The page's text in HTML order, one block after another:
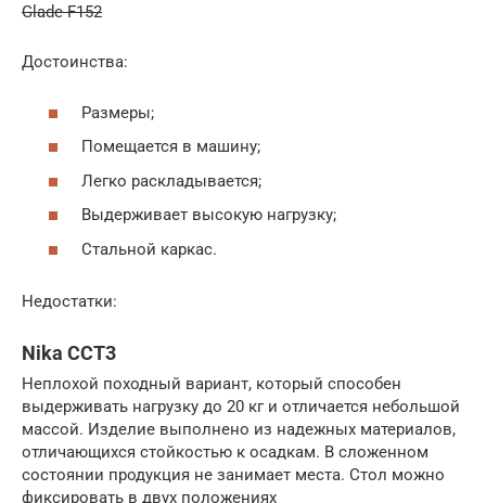
Glade F152
Достоинства:
Размеры;
Помещается в машину;
Легко раскладывается;
Выдерживает высокую нагрузку;
Стальной каркас.
Недостатки:
Nika ССТ3
Неплохой походный вариант, который способен
выдерживать нагрузку до 20 кг и отличается небольшой
массой. Изделие выполнено из надежных материалов,
отличающихся стойкостью к осадкам. В сложенном
состоянии продукция не занимает места. Стол можно
фиксировать в двух положениях